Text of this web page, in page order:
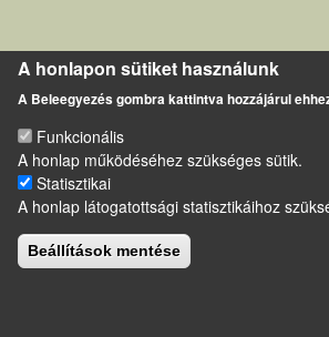
A honlapon sütiket használunk
A Beleegyezés gombra kattintva hozzájárul
Funkcionális
A honlap működéséhez szükséges sütik.
Statisztikai
A honlap látogatottsági statisztikáihoz
Beállítások mentése